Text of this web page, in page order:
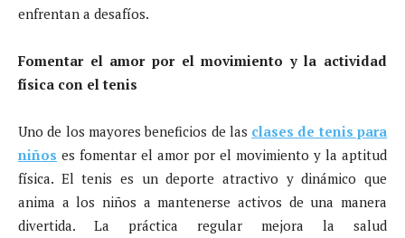
enfrentan a desafíos.
Fomentar el amor por el movimiento y la actividad
física con el tenis
Uno de los mayores beneficios de las clases de tenis para
niños es fomentar el amor por el movimiento y la aptitud
física. El tenis es un deporte atractivo y dinámico que
anima a los niños a mantenerse activos de una manera
divertida. La práctica regular mejora la salud